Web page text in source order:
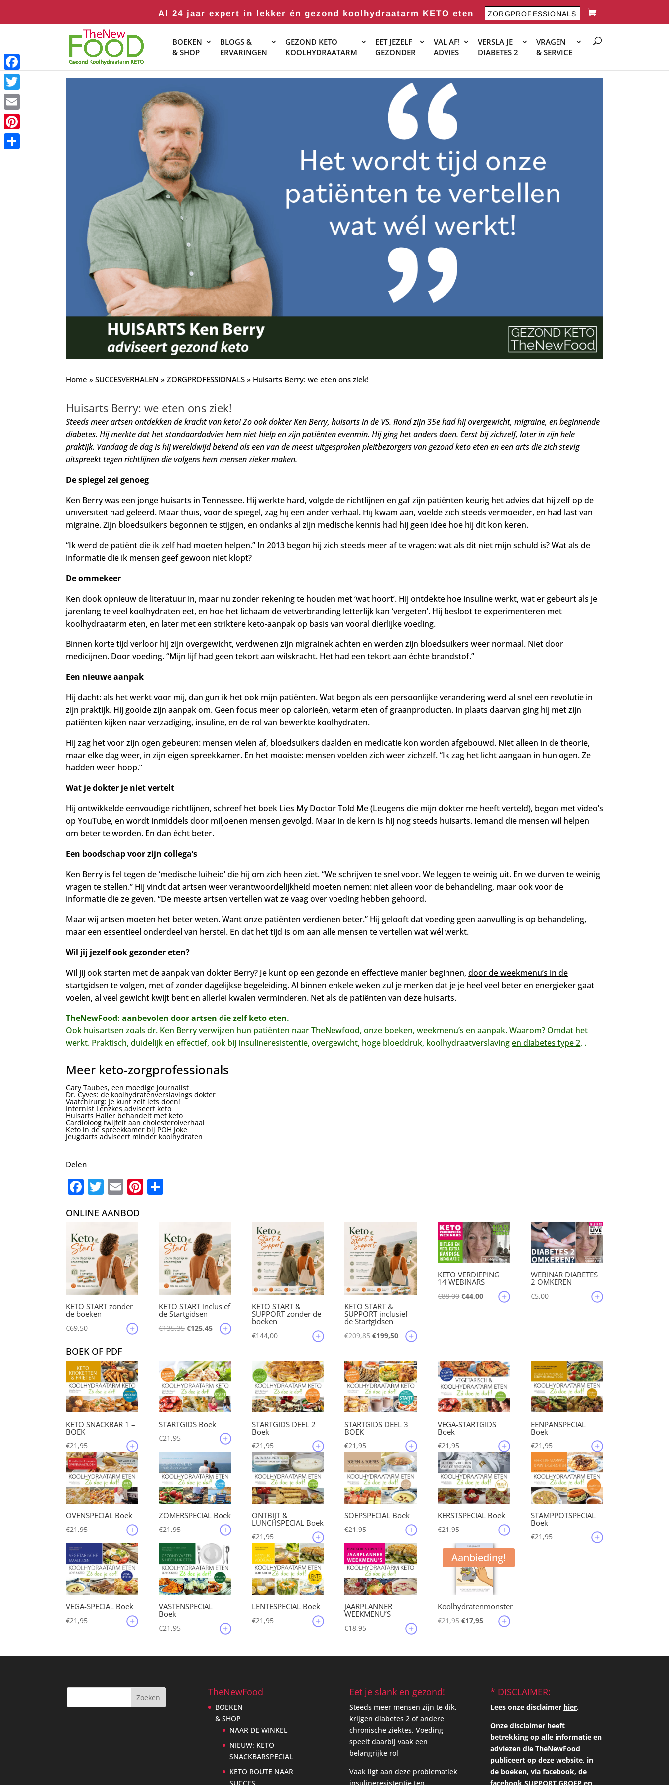
Al 24 jaar expert in lekker én gezond koolhydraatarm KETO eten ZORGPROFESSIONALS
BOEKEN
& SHOP
BLOGS &
ERVARINGEN
GEZOND KETO
KOOLHYDRAATARM
EET JEZELF
GEZONDER
VAL AF!
ADVIES
VERSLA JE
DIABETES 2
VRAGEN
& SERVICE
Home » SUCCESVERHALEN » ZORGPROFESSIONALS » Huisarts Berry: we eten ons ziek!
Huisarts Berry: we eten ons ziek!
Steeds meer artsen ontdekken de kracht van keto! Zo ook dokter Ken Berry, huisarts in de VS. Rond zijn 35e had hij overgewicht, migraine, en beginnende
diabetes. Hij merkte dat het standaardadvies hem niet hielp en zijn patiënten evenmin. Hij ging het anders doen. Eerst bij zichzelf, later in zijn hele
praktijk. Vandaag de dag is hij wereldwijd bekend als een van de meest uitgesproken pleitbezorgers van gezond keto eten en eenarts die zich stevig
uitspreekt tegen richtlijnen die volgens hem mensen zieker maken.
De spiegel zei genoeg
Ken Berry was een jonge huisarts in Tennessee. Hij werkte hard, volgde de richtlijnen en gaf zijn patiënten keurig het advies dat hij zelf op de
universiteit had geleerd. Maar thuis, voor de spiegel, zag hij een ander verhaal. Hij kwam aan, voelde zich steeds vermoeider, en had last van
migraine. Zijn bloedsuikers begonnen te stijgen, en ondanks al zijn medische kennis had hij geen idee hoe hij dit kon keren.
“Ik werd de patiënt die ik zelf had moeten helpen.” In 2013 begon hij zich steeds meer af te vragen: wat als dit niet mijn schuld is? Wat als de
informatie die ik mensen geef gewoon niet klopt?
De ommekeer
Ken dook opnieuw de literatuur in, maar nu zonder rekening te houden met ‘wat hoort’. Hij ontdekte hoe insuline werkt, wat er gebeurt als je
jarenlang te veel koolhydraten eet, en hoe het lichaam de vetverbranding letterlijk kan ‘vergeten’. Hij besloot te experimenteren met
koolhydraatarm eten, en later met een striktere keto-aanpak op basis van vooral dierlijke voeding.
Binnen korte tijd verloor hij zijn overgewicht, verdwenen zijn migraineklachten en werden zijn bloedsuikers weer normaal. Niet door
medicijnen. Door voeding. “Mijn lijf had geen tekort aan wilskracht. Het had een tekort aan échte brandstof.”
Een nieuwe aanpak
Hij dacht: als het werkt voor mij, dan gun ik het ook mijn patiënten. Wat begon als een persoonlijke verandering werd al snel een revolutie in
zijn praktijk. Hij gooide zijn aanpak om. Geen focus meer op calorieën, vetarm eten of graanproducten. In plaats daarvan ging hij met zijn
patiënten kijken naar verzadiging, insuline, en de rol van bewerkte koolhydraten.
Hij zag het voor zijn ogen gebeuren: mensen vielen af, bloedsuikers daalden en medicatie kon worden afgebouwd. Niet alleen in de theorie,
maar elke dag weer, in zijn eigen spreekkamer. En het mooiste: mensen voelden zich weer zichzelf. “Ik zag het licht aangaan in hun ogen. Ze
hadden weer hoop.”
Wat je dokter je niet vertelt
Hij ontwikkelde eenvoudige richtlijnen, schreef het boek Lies My Doctor Told Me (Leugens die mijn dokter me heeft verteld), begon met video’s
op YouTube, en wordt inmiddels door miljoenen mensen gevolgd. Maar in de kern is hij nog steeds huisarts. Iemand die mensen wil helpen
om beter te worden. En dan écht beter.
Een boodschap voor zijn collega’s
Ken Berry is fel tegen de ‘medische luiheid’ die hij om zich heen ziet. “We schrijven te snel voor. We leggen te weinig uit. En we durven te weinig
vragen te stellen.” Hij vindt dat artsen weer verantwoordelijkheid moeten nemen: niet alleen voor de behandeling, maar ook voor de
informatie die ze geven. “De meeste artsen vertellen wat ze vaag over voeding hebben gehoord.
Maar wij artsen moeten het beter weten. Want onze patiënten verdienen beter.” Hij gelooft dat voeding geen aanvulling is op behandeling,
maar een essentieel onderdeel van herstel. En dat het tijd is om aan alle mensen te vertellen wat wél werkt.
Wil jij jezelf ook gezonder eten?
Wil jij ook starten met de aanpak van dokter Berry? Je kunt op een gezonde en effectieve manier beginnen, door de weekmenu’s in de
startgidsen te volgen, met of zonder dagelijkse begeleiding. Al binnen enkele weken zul je merken dat je je heel veel beter en energieker gaat
voelen, al veel gewicht kwijt bent en allerlei kwalen verminderen. Net als de patiënten van deze huisarts.
TheNewFood: aanbevolen door artsen die zelf keto eten.
Ook huisartsen zoals dr. Ken Berry verwijzen hun patiënten naar TheNewfood, onze boeken, weekmenu’s en aanpak. Waarom? Omdat het
werkt. Praktisch, duidelijk en effectief, ook bij insulineresistentie, overgewicht, hoge bloeddruk, koolhydraatverslavingen diabetes type 2, .
Meer keto-zorgprofessionals
Gary Taubes, een moedige journalist
Dr. Cyves: de koolhydratenverslavings dokter
Vaatchirurg: Je kunt zelf iets doen!
Internist Lenzkes adviseert keto
Huisarts Haller behandelt met keto
Cardioloog twijfelt aan cholesterolverhaal
Keto in de spreekkamer bij POH Joke
Jeugdarts adviseert minder koolhydraten
Delen
F
c
e
b
o
o
k
T
it
te
r
E
ai
l
Pi
n
ONLINE AANBOD
KETO START zonder
de boeken
€69,50
KETO START inclusief
de Startgidsen
€135,35 Oorspronkelijke
€135,35.
€125,45Huidige
€125,45.
KETO START &
SUPPORT zonder de
boeken
€144,00
KETO START &
SUPPORT inclusief
de Startgidsen
€209,85Oorspronkelijke
was:
€209,85.
€199,50Huidige
is:
€199,50.
KETO VERDIEPING
14 WEBINARS
€88,00Oorspronkelijke
€44,00Huidige
WEBINAR DIABETES
2 OMKEREN
€5,00
BOEK OF PDF
KETO SNACKBAR 1 –
BOEK
€21,95
STARTGIDS Boek
€21,95
STARTGIDS DEEL 2
Boek
€21,95
STARTGIDS DEEL 3
BOEK
€21,95
VEGA-STARTGIDS
Boek
€21,95
EENPANSPECIAL
Boek
€21,95
OVENSPECIAL Boek
€21,95
ZOMERSPECIAL Boek
€21,95
ONTBIJT &
LUNCHSPECIAL Boek
€21,95
SOEPSPECIAL Boek
€21,95
KERSTSPECIAL Boek
€21,95
STAMPPOTSPECIAL
Boek
€21,95
VEGA-SPECIAL Boek
€21,95
VASTENSPECIAL
Boek
€21,95
LENTESPECIAL Boek
€21,95
JAARPLANNER
WEEKMENU’S
€18,95
Aanbieding!
Koolhydratenmonster
€21,95Oorspronkelijke
€21,95.
€17,95Huidige
€17,95.
TheNewFood
BOEKEN
& SHOP
NAAR DE WINKEL
NIEUW: KETO
SNACKBARSPECIAL
KETO ROUTE NAAR
SUCCES
Eet je slank en gezond!
Steeds meer mensen zijn te dik,
krijgen diabetes 2 of andere
chronische ziektes. Voeding
speelt daarbij vaak een
belangrijke rol
Vaak ligt aan deze problematiek
insulineresistentie ten
* DISCLAIMER:
Lees onze disclaimer hier.
Onze disclaimer heeft
betrekking op alle informatie en
adviezen die TheNewFood
publiceert op deze website, in
de boeken, via facebook, de
facebook SUPPORT GROEP en
Facebook
Twitter
Email
Pinterest